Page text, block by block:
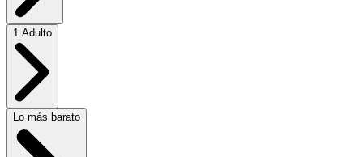
1 Adulto
Lo más barato